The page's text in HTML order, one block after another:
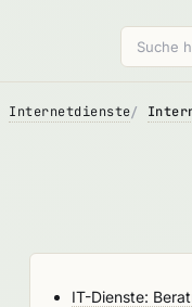
Internetdienste
IT-Dienste: